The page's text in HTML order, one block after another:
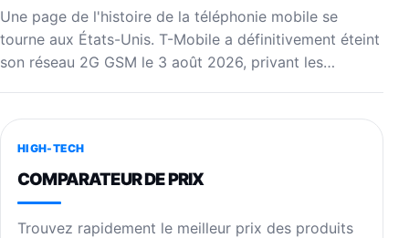
Une page de l'histoire de la téléphonie mobile se
tourne aux États-Unis. T-Mobile a définitivement éteint
son réseau 2G GSM le 3 août 2026, privant les…
HIGH-TECH
COMPARATEUR DE PRIX
Trouvez rapidement le meilleur prix des produits